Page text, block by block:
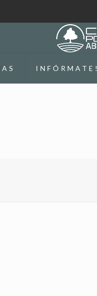
INFÓRMATE!